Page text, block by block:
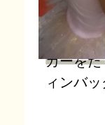
ジャコ
カーを
ィンバッ